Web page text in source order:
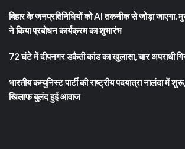
बिहार के जनप्रतिनिधियों को AI तकनीक से जोड़ा जाएगा,
ने किया प्रबोधन कार्यक्रम का शुभारंभ
72 घंटे में दीपनगर डकैती कांड का खुलासा, चार अपराधी
भारतीय कम्युनिस्ट पार्टी की राष्ट्रीय पदयात्रा नालंदा में
खिलाफ बुलंद हुई आवाज